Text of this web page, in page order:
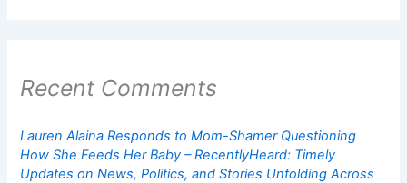
Recent Comments
Lauren Alaina Responds to Mom-Shamer Questioning
How She Feeds Her Baby – RecentlyHeard: Timely
Updates on News, Politics, and Stories Unfolding Across